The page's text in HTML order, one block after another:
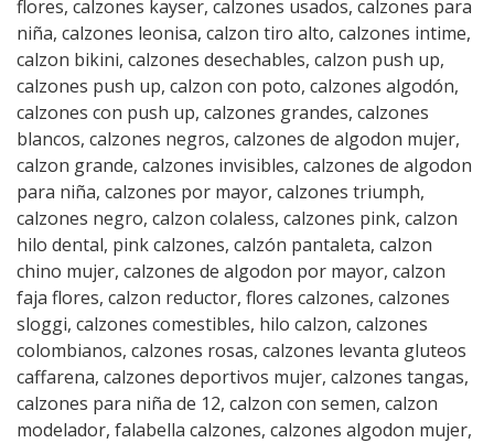
flores, calzones kayser, calzones usados, calzones para
niña, calzones leonisa, calzon tiro alto, calzones intime,
calzon bikini, calzones desechables, calzon push up,
calzones push up, calzon con poto, calzones algodón,
calzones con push up, calzones grandes, calzones
blancos, calzones negros, calzones de algodon mujer,
calzon grande, calzones invisibles, calzones de algodon
para niña, calzones por mayor, calzones triumph,
calzones negro, calzon colaless, calzones pink, calzon
hilo dental, pink calzones, calzón pantaleta, calzon
chino mujer, calzones de algodon por mayor, calzon
faja flores, calzon reductor, flores calzones, calzones
sloggi, calzones comestibles, hilo calzon, calzones
colombianos, calzones rosas, calzones levanta gluteos
caffarena, calzones deportivos mujer, calzones tangas,
calzones para niña de 12, calzon con semen, calzon
modelador, falabella calzones, calzones algodon mujer,